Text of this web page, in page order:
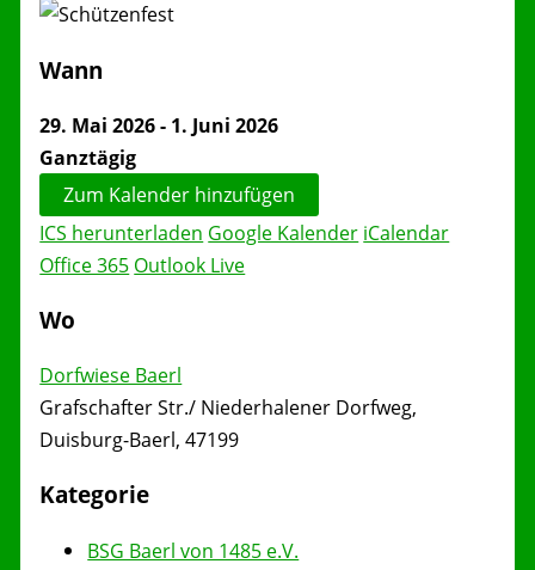
Wann
29. Mai 2026 - 1. Juni 2026
Ganztägig
Zum Kalender hinzufügen
ICS herunterladen Google Kalender iCalendar
Office 365 Outlook Live
Wo
Dorfwiese Baerl
Grafschafter Str./ Niederhalener Dorfweg,
Duisburg-Baerl, 47199
Kategorie
BSG Baerl von 1485 e.V.